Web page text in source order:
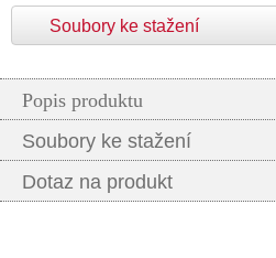
Soubory ke stažení
Popis produktu
Soubory ke stažení
Dotaz na produkt